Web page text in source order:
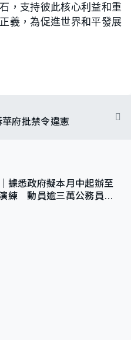
，支持彼此核心利益和重
義，為促進世界和平發展
府批禁令違憲
據悉政府擬本月中起辦至
練 動員逾三萬公務員人